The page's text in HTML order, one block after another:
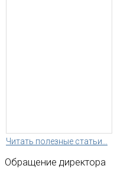
Читать полезные статьи...
Обращение директора